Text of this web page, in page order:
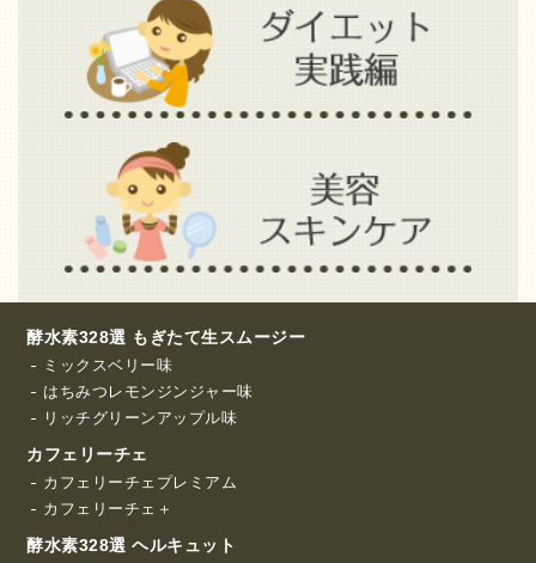
酵水素328選 もぎたて生スムージー
ミックスベリー味
はちみつレモンジンジャー味
リッチグリーンアップル味
カフェリーチェ
カフェリーチェプレミアム
カフェリーチェ＋
酵水素328選 ヘルキュット